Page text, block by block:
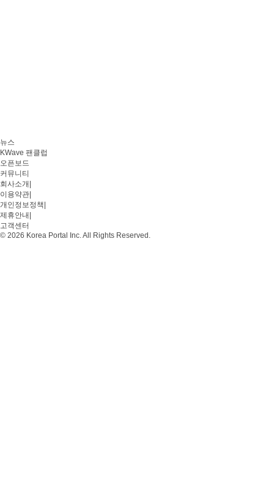
뉴스
KWave 팬클럽
오픈보드
커뮤니티
회사소개
이용약관
개인정보정책
제휴안내
고객센터
© 2026 Korea Portal Inc. All Rights Reserved.